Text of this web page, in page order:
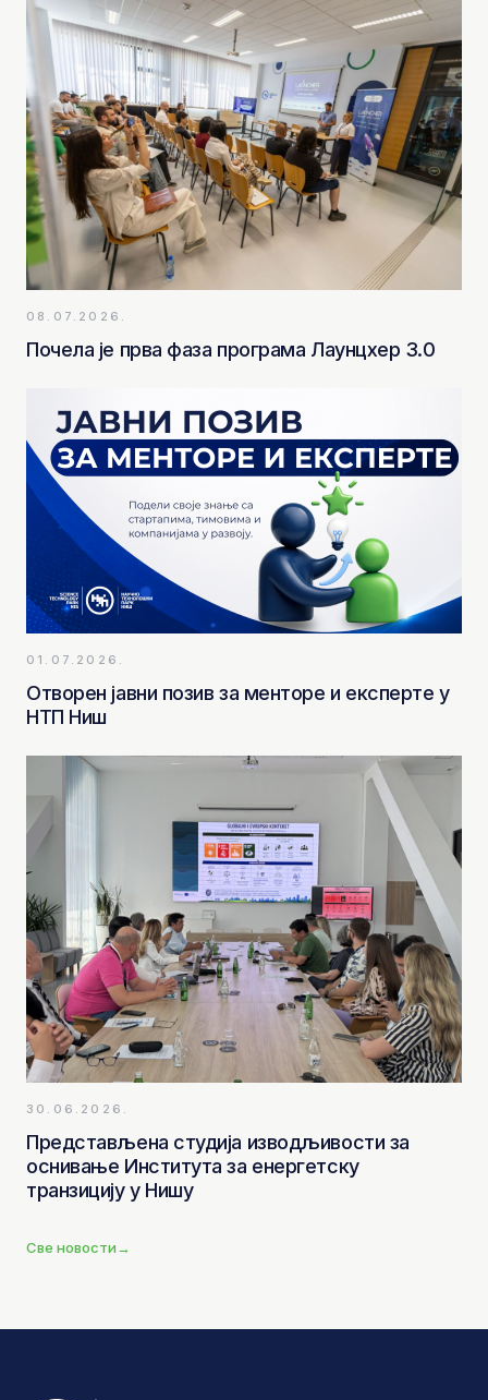
08.07.2026.
Почела је прва фаза програма Лаунцхер 3.0
01.07.2026.
Отворен јавни позив за менторе и експерте у
НТП Ниш
30.06.2026.
Представљена студија изводљивости за
оснивање Института за енергетску
транзицију у Нишу
Све новости→